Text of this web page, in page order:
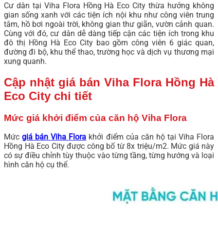
Cư dân tại Viha Flora Hồng Hà Eco City thừa hưởng không
gian sống xanh với các tiện ích nội khu như công viên trung
tâm, hồ bơi ngoài trời, không gian thư giãn, vườn cảnh quan.
Cùng với đó, cư dân dễ dàng tiếp cận các tiện ích trong khu
đô thị Hồng Hà Eco City bao gồm công viên 6 giác quan,
đường đi bộ, khu thể thao, trường học và dịch vụ thương mại
xung quanh.
Cập nhật giá bán Viha Flora Hồng Hà
Eco City chi tiết
Mức giá khởi điểm của căn hộ Viha Flora
Mứcgiá bán Viha Flora khởi điểm của căn hộ tại Viha Flora
Hồng Hà Eco City được công bố từ 8x triệu/m2. Mức giá này
có sự điều chỉnh tùy thuộc vào từng tầng, từng hướng và loại
hình căn hộ cụ thể.